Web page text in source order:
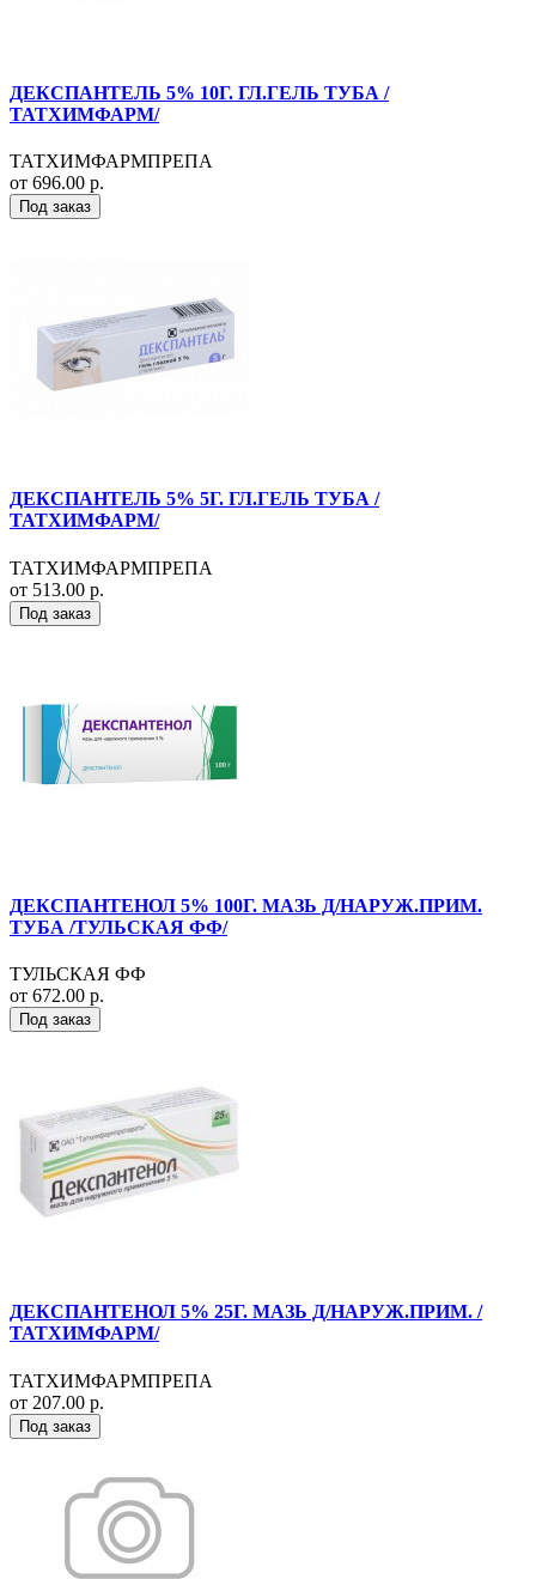
ДЕКСПАНТЕЛЬ 5% 10Г. ГЛ.ГЕЛЬ ТУБА /
ТАТХИМФАРМ/
ТАТХИМФАРМПРЕПА
от 696.00 р.
Под заказ
ДЕКСПАНТЕЛЬ 5% 5Г. ГЛ.ГЕЛЬ ТУБА /
ТАТХИМФАРМ/
ТАТХИМФАРМПРЕПА
от 513.00 р.
Под заказ
ДЕКСПАНТЕНОЛ 5% 100Г. МАЗЬ Д/НАРУЖ.ПРИМ.
ТУБА /ТУЛЬСКАЯ ФФ/
ТУЛЬСКАЯ ФФ
от 672.00 р.
Под заказ
ДЕКСПАНТЕНОЛ 5% 25Г. МАЗЬ Д/НАРУЖ.ПРИМ. /
ТАТХИМФАРМ/
ТАТХИМФАРМПРЕПА
от 207.00 р.
Под заказ